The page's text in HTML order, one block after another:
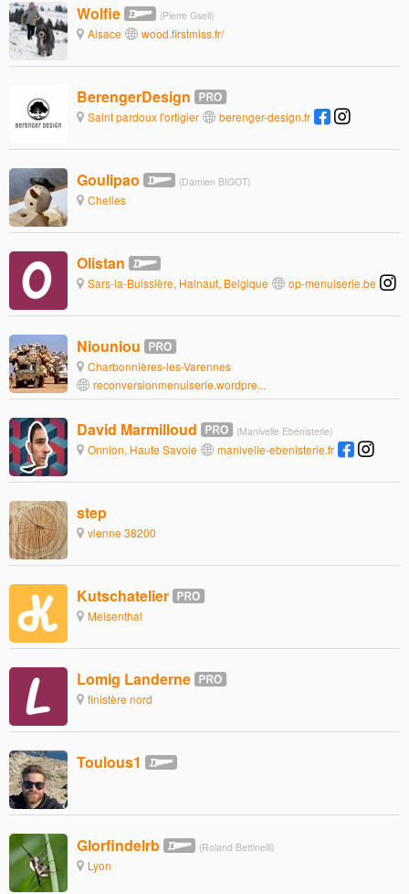
Wolfie (Pierre Gsell)
Alsace wood.firstmiss.fr/
BerengerDesign
Saint pardoux l'ortigier berenger-design.fr
Goulipao (Damien BIGOT)
Chelles
Olistan
Sars-la-Buissière, Hainaut, Belgique op-menuiserie.be
Niouniou
Charbonnières-les-Varennes
reconversionmenuiserie.wordpre...
David Marmilloud (Manivelle Ebénisterie)
Onnion, Haute Savoie manivelle-ebenisterie.fr
step
vienne 38200
Kutschatelier
Meisenthal
Lomig Landerne
finistère nord
Toulous1
Glorfindelrb (Roland Bettinelli)
Lyon